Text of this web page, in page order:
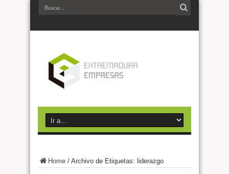
Home / Archivo de Etiquetas: liderazgo